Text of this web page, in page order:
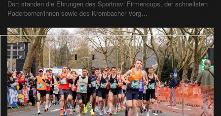
Dort standen die Ehrungen des Sportnavi Firmencups, der schnellsten
Paderborner/innen sowie des Krombacher Vorg…